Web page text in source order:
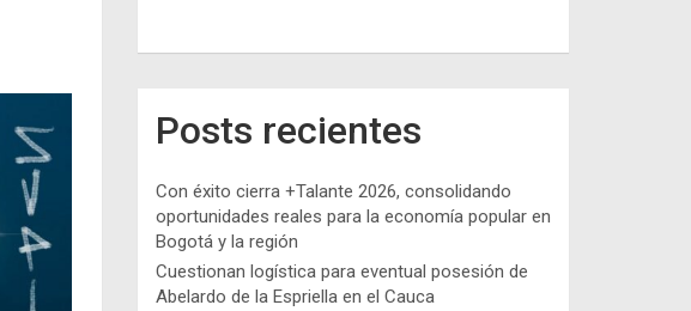
Posts recientes
Con éxito cierra +Talante 2026, consolidando
oportunidades reales para la economía popular en
Bogotá y la región
Cuestionan logística para eventual posesión de
Abelardo de la Espriella en el Cauca